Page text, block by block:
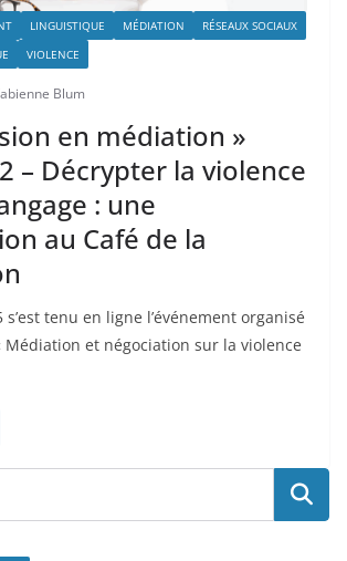
LINGUISTIQUE MÉDIATION
RÉSEAUX SOCIAUX
VIOLENCE
Blum
en médiation »
– Décrypter la violence
: une
au Café de la
s’est tenu en ligne l’événement organisé
Médiation et négociation sur la violence